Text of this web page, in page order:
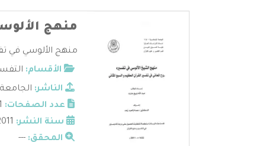
منهج
منهج الألوسي في
الأقسام:
الناشر:
عدد الصفحات:
سنة النشر:
المحقق: ---